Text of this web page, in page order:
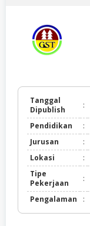
Tanggal
Dipublish
:
Pendidikan :
Jurusan
:
Lokasi
:
Tipe
Pekerjaan
:
Pengalaman :